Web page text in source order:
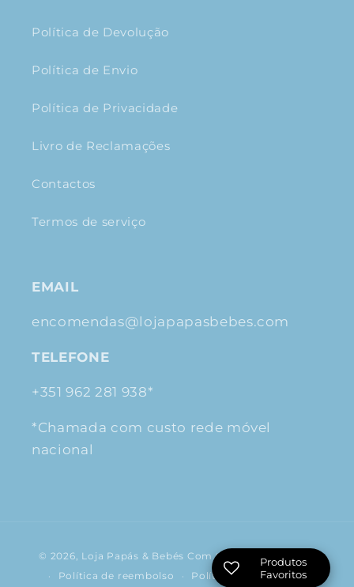
Política de Devolução
Política de Envio
Política de Privacidade
Livro de Reclamações
Contactos
Termos de serviço
EMAIL
encomendas@lojapapasbebes.com
TELEFONE
+351 962 281 938*
*Chamada com custo rede móvel
nacional
Métodos
© 2026, Loja Papás & Bebés Com tecnologia Shopify
Política de reembolso
Política de privacidade
Produtos
Favoritos